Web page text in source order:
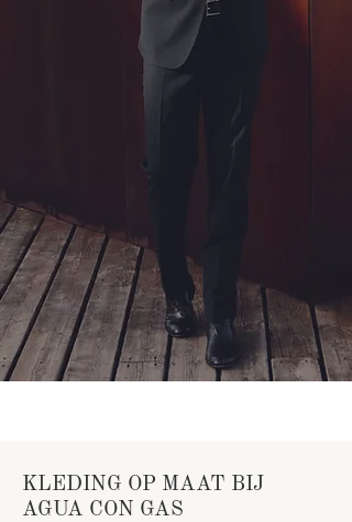
KLEDING OP MAAT BIJ
AGUA CON GAS